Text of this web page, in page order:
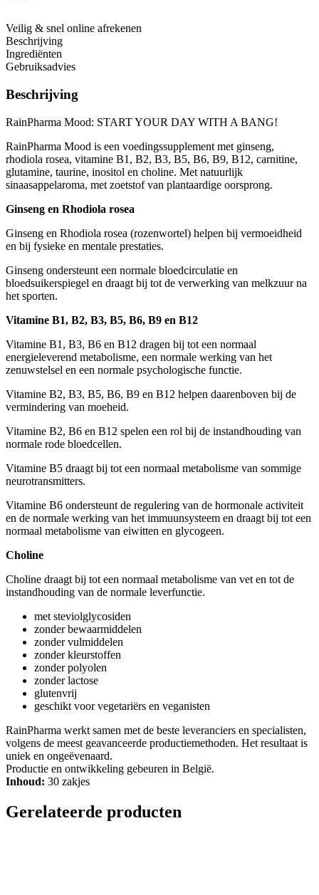
Veilig & snel online afrekenen
Beschrijving
Ingrediënten
Gebruiksadvies
Beschrijving
RainPharma Mood: START YOUR DAY WITH A BANG!
RainPharma Mood is een voedingssupplement met ginseng,
rhodiola rosea, vitamine B1, B2, B3, B5, B6, B9, B12, carnitine,
glutamine, taurine, inositol en choline. Met natuurlijk
sinaasappelaroma, met zoetstof van plantaardige oorsprong.
Ginseng en Rhodiola rosea
Ginseng en Rhodiola rosea (rozenwortel) helpen bij vermoeidheid
en bij fysieke en mentale prestaties.
Ginseng ondersteunt een normale bloedcirculatie en
bloedsuikerspiegel en draagt bij tot de verwerking van melkzuur na
het sporten.
Vitamine B1, B2, B3, B5, B6, B9 en B12
Vitamine B1, B3, B6 en B12 dragen bij tot een normaal
energieleverend metabolisme, een normale werking van het
zenuwstelsel en een normale psychologische functie.
Vitamine B2, B3, B5, B6, B9 en B12 helpen daarenboven bij de
vermindering van moeheid.
Vitamine B2, B6 en B12 spelen een rol bij de instandhouding van
normale rode bloedcellen.
Vitamine B5 draagt bij tot een normaal metabolisme van sommige
neurotransmitters.
Vitamine B6 ondersteunt de regulering van de hormonale activiteit
en de normale werking van het immuunsysteem en draagt bij tot een
normaal metabolisme van eiwitten en glycogeen.
Choline
Choline draagt bij tot een normaal metabolisme van vet en tot de
instandhouding van de normale leverfunctie.
met steviolglycosiden
zonder bewaarmiddelen
zonder vulmiddelen
zonder kleurstoffen
zonder polyolen
zonder lactose
glutenvrij
geschikt voor vegetariërs en veganisten
RainPharma werkt samen met de beste leveranciers en specialisten,
volgens de meest geavanceerde productiemethoden. Het resultaat is
uniek en ongeëvenaard.
Productie en ontwikkeling gebeuren in België.
Inhoud: 30 zakjes
Gerelateerde producten